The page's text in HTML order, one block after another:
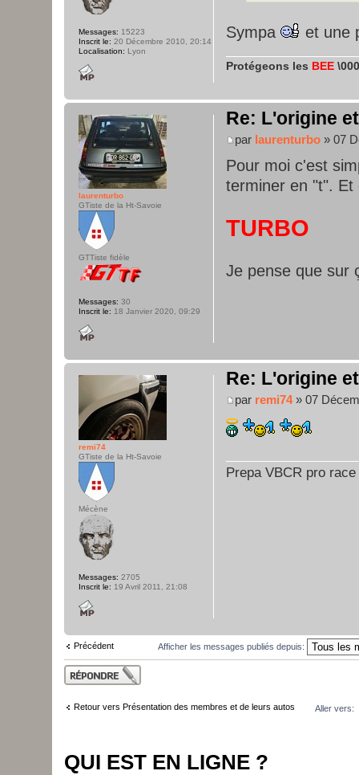
Sympa et une
Protégeons les BEE
Messages: 15223
Inscrit le: 20 Décembre 2010, 20:14
Localisation: Lyon
Re: L'origine
par laurenturbo » 07
Pour moi c'est
terminer en "t". Et
TURBO
Je pense que sur
laurenturbo
GTiste de la Ht-Savoie
GTTiste fidèle
Messages: 30
Inscrit le: 18 Janvier 2020, 09:29
Re: L'origine
par remi74» 07
Prepa VBCR pro race
remi74
GTiste de la Ht-Savoie
Mécène
Messages: 2705
Inscrit le: 19 Avril 2011, 21:08
Précédent Afficher les messages publiés depuis:
Publier une
réponse
Retour vers Présentation des membres et de leurs autos Aller vers:
QUI EST EN LIGNE ?